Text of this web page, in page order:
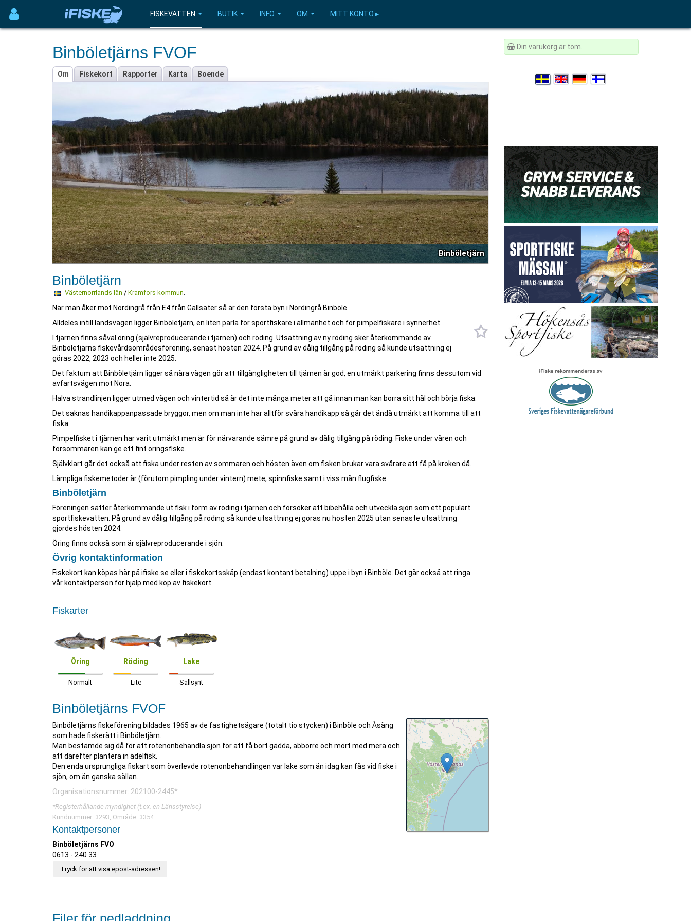
FISKEVATTEN BUTIK INFO OM MITT KONTO ▸
Binböletjärns FVOF
Om Fiskekort Rapporter Karta Boende
Binböletjärn
Binböletjärn
Västernorrlands län / Kramfors kommun.
När man åker mot Nordingrå från E4 från Gallsäter så är den första byn i Nordingrå Binböle.
Alldeles intill landsvägen ligger Binböletjärn, en liten pärla för sportfiskare i allmänhet och för pimpelfiskare i synnerhet.
I tjärnen finns såväl öring (självreproducerande i tjärnen) och röding. Utsättning av ny röding sker återkommande av
Binböletjärns fiskevårdsområdesförening, senast hösten 2024. På grund av dålig tillgång på röding så kunde utsättning ej
göras 2022, 2023 och heller inte 2025.
Det faktum att Binböletjärn ligger så nära vägen gör att tillgängligheten till tjärnen är god, en utmärkt parkering finns dessutom vid
avfartsvägen mot Nora.
Halva strandlinjen ligger utmed vägen och vintertid så är det inte många meter att gå innan man kan borra sitt hål och börja fiska.
Det saknas handikappanpassade bryggor, men om man inte har alltför svåra handikapp så går det ändå utmärkt att komma till att
fiska.
Pimpelfisket i tjärnen har varit utmärkt men är för närvarande sämre på grund av dålig tillgång på röding. Fiske under våren och
försommaren kan ge ett fint öringsfiske.
Självklart går det också att fiska under resten av sommaren och hösten även om fisken brukar vara svårare att få på kroken då.
Lämpliga fiskemetoder är (förutom pimpling under vintern) mete, spinnfiske samt i viss mån flugfiske.
Binböletjärn
Föreningen sätter återkommande ut fisk i form av röding i tjärnen och försöker att bibehålla och utveckla sjön som ett populärt
sportfiskevatten. På grund av dålig tillgång på röding så kunde utsättning ej göras nu hösten 2025 utan senaste utsättning
gjordes hösten 2024.
Öring finns också som är självreproducerande i sjön.
Övrig kontaktinformation
Fiskekort kan köpas här på ifiske.se eller i fiskekortsskåp (endast kontant betalning) uppe i byn i Binböle. Det går också att ringa
vår kontaktperson för hjälp med köp av fiskekort.
Fiskarter
Öring
Normalt
Röding
Lite
Lake
Sällsynt
Binböletjärns FVOF
Binböletjärns fiskeförening bildades 1965 av de fastighetsägare (totalt tio stycken) i Binböle och Åsäng
som hade fiskerätt i Binböletjärn.
Man bestämde sig då för att rotenonbehandla sjön för att få bort gädda, abborre och mört med mera och
att därefter plantera in ädelfisk.
Den enda ursprungliga fiskart som överlevde rotenonbehandlingen var lake som än idag kan fås vid fiske i
sjön, om än ganska sällan.
Organisationsnummer: 202100-2445*
*Registerhållande myndighet (t.ex. en Länsstyrelse)
Kundnummer: 3293, Område: 3354.
Kontaktpersoner
Binböletjärns FVO
0613 - 240 33
Tryck för att visa epost-adressen!
Din varukorg är tom.